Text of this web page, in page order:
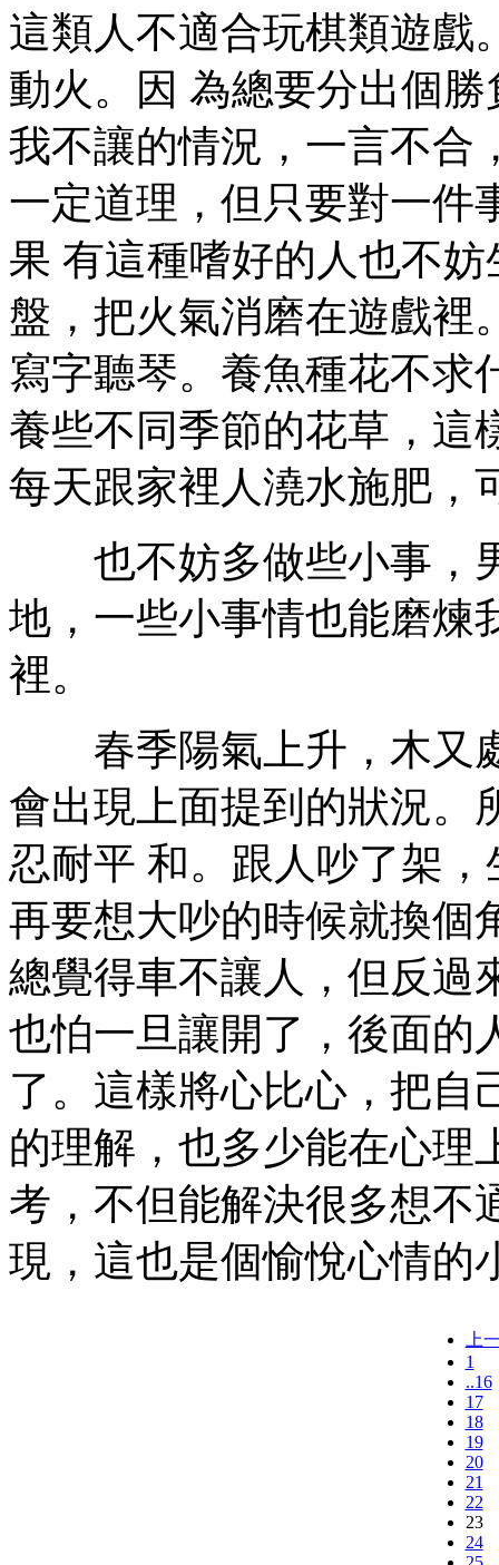
這類人不適合玩棋類遊戲
動火。因 為總要分出個
我不讓的情況，一言不合
一定道理，但只要對一件
果 有這種嗜好的人也不
盤，把火氣消磨在遊戲裡
寫字聽琴。養魚種花不求
養些不同季節的花草，這
每天跟家裡人澆水施肥，
也不妨多做些小事，
地，一些小事情也能磨煉
裡。
春季陽氣上升，木又
會出現上面提到的狀況。
忍耐平 和。跟人吵了架
再要想大吵的時候就換個
總覺得車不讓人，但反過
也怕一旦讓開了，後面的
了。這樣將心比心，把自
的理解，也多少能在心理
考，不但能解決很多想不
現，這也是個愉悅心情的
上
1
..16
17
18
19
20
21
22
23
24